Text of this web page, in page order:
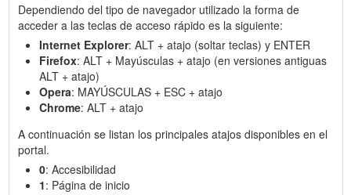
Dependiendo del tipo de navegador utilizado la forma de
acceder a las teclas de acceso rápido es la siguiente:
Internet Explorer: ALT + atajo (soltar teclas) y ENTER
Firefox: ALT + Mayúsculas + atajo (en versiones antiguas
ALT + atajo)
Opera: MAYÚSCULAS + ESC + atajo
Chrome: ALT + atajo
A continuación se listan los principales atajos disponibles en el
portal.
0: Accesibilidad
1: Página de inicio